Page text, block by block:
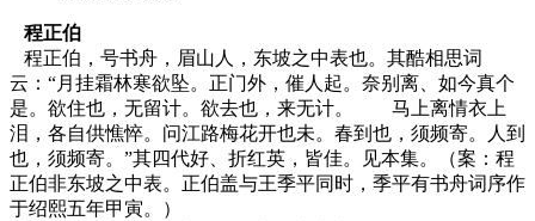
程正伯
程正伯，号书舟，眉山人，东坡之中表也。其酷相思词
云：“月挂霜林寒欲坠。正门外，催人起。奈别离、如今真个
是。欲住也，无留计。欲去也，来无计。 马上离情衣上
泪，各自供憔悴。问江路梅花开也未。春到也，须频寄。人到
也，须频寄。”其四代好、折红英，皆佳。见本集。（案：程
正伯非东坡之中表。正伯盖与王季平同时，季平有书舟词序作
于绍熙五年甲寅。）